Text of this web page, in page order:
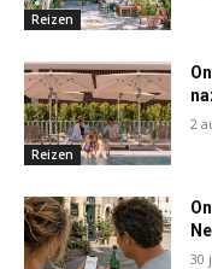
Reizen
Reizen
2
30